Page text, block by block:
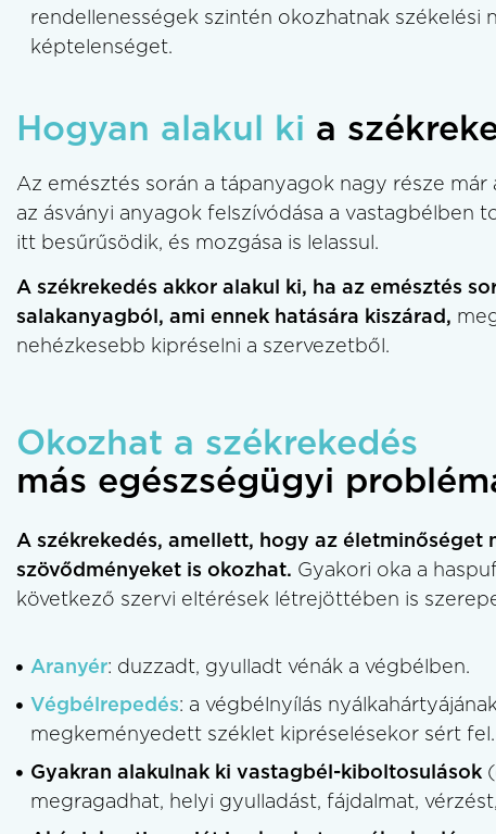
rendellenességek szintén okozhatnak székelési
képtelenséget.
Hogyan alakul ki a
Az emésztés során a tápanyagok nagy része
az ásványi anyagok felszívódása a vastagbélben
itt besűrűsödik, és mozgása is lelassul.
A székrekedés akkor alakul ki, ha az emésztés
salakanyagból, ami ennek hatására kiszárad,
nehézkesebb kipréselni a szervezetből.
Okozhat a székrekedés
más egészségügyi
A székrekedés, amellett, hogy az életminőséget
szövődményeket is okozhat. Gyakori oka a
következő szervi eltérések létrejöttében is
Aranyér: duzzadt, gyulladt vénák a végbélben.
Végbélrepedés: a végbélnyílás
megkeményedett széklet kipréselésekor sért fel.
Gyakran alakulnak ki vastagbél-kiboltosulások
megragadhat, helyi gyulladást, fájdalmat,